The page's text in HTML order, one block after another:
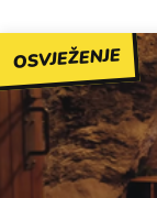
OSVJEŽENJE